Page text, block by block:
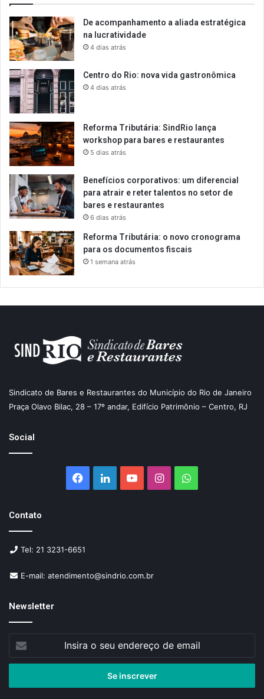
De acompanhamento a aliada estratégica
na lucratividade
4 dias atrás
Centro do Rio: nova vida gastronômica
4 dias atrás
Reforma Tributária: SindRio lança
workshop para bares e restaurantes
5 dias atrás
Benefícios corporativos: um diferencial
para atrair e reter talentos no setor de
bares e restaurantes
6 dias atrás
Reforma Tributária: o novo cronograma
para os documentos fiscais
1 semana atrás
Sindicato de Bares e Restaurantes do Município do Rio de Janeiro
Praça Olavo Bilac, 28 – 17º andar, Edifício Patrimônio – Centro, RJ
Social
Facebook
LinkedinYouTubeInstagramWhatsApp
Contato
Tel: 21 3231-6651
E-mail: atendimento@sindrio.com.br
Newsletter
seu
de